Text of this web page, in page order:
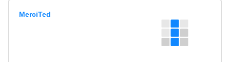
MerciTed